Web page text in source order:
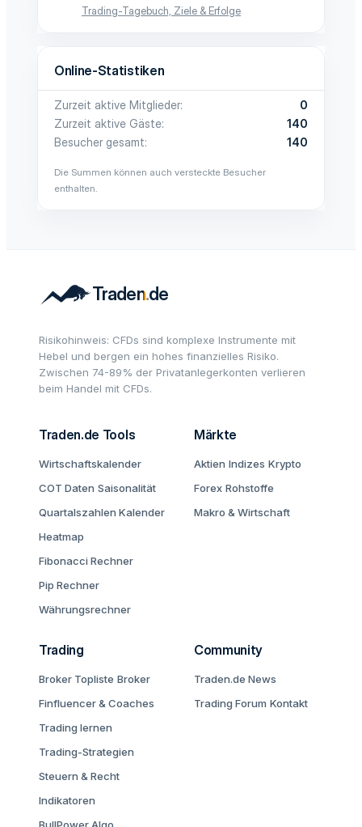
Trading-Tagebuch, Ziele & Erfolge
Online-Statistiken
Zurzeit aktive Mitglieder
0
Zurzeit aktive Gäste
140
Besucher gesamt
140
Die Summen können auch versteckte Besucher
enthalten.
Risikohinweis: CFDs sind komplexe Instrumente mit
Hebel und bergen ein hohes finanzielles Risiko.
Zwischen 74-89% der Privatanlegerkonten verlieren
beim Handel mit CFDs.
Traden.de Tools
Wirtschaftskalender
COT Daten Saisonalität
Quartalszahlen Kalender
Heatmap
Fibonacci Rechner
Pip Rechner
Währungsrechner
Märkte
Aktien Indizes Krypto
Forex Rohstoffe
Makro & Wirtschaft
Trading
Broker Topliste Broker
Finfluencer & Coaches
Trading lernen
Trading-Strategien
Steuern & Recht
Indikatoren
Community
Traden.de News
Trading Forum Kontakt